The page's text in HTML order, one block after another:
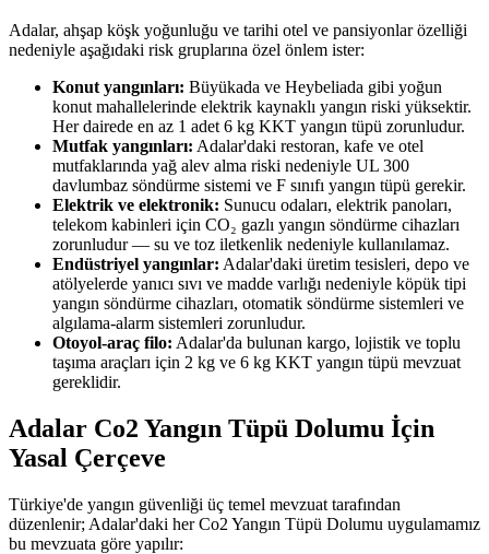
Adalar, ahşap köşk yoğunluğu ve tarihi otel ve pansiyonlar özelliği
nedeniyle aşağıdaki risk gruplarına özel önlem ister:
Konut yangınları: Büyükada ve Heybeliada gibi yoğun
konut mahallelerinde elektrik kaynaklı yangın riski yüksektir.
Her dairede en az 1 adet 6 kg KKT yangın tüpü zorunludur.
Mutfak yangınları: Adalar'daki restoran, kafe ve otel
mutfaklarında yağ alev alma riski nedeniyle UL 300
davlumbaz söndürme sistemi ve F sınıfı yangın tüpü gerekir.
Elektrik ve elektronik: Sunucu odaları, elektrik panoları,
telekom kabinleri için CO₂ gazlı yangın söndürme cihazları
zorunludur — su ve toz iletkenlik nedeniyle kullanılamaz.
Endüstriyel yangınlar: Adalar'daki üretim tesisleri, depo ve
atölyelerde yanıcı sıvı ve madde varlığı nedeniyle köpük tipi
yangın söndürme cihazları, otomatik söndürme sistemleri ve
algılama-alarm sistemleri zorunludur.
Otoyol-araç filo: Adalar'da bulunan kargo, lojistik ve toplu
taşıma araçları için 2 kg ve 6 kg KKT yangın tüpü mevzuat
gereklidir.
Adalar Co2 Yangın Tüpü Dolumu İçin
Yasal Çerçeve
Türkiye'de yangın güvenliği üç temel mevzuat tarafından
düzenlenir; Adalar'daki her Co2 Yangın Tüpü Dolumu uygulamamız
bu mevzuata göre yapılır: